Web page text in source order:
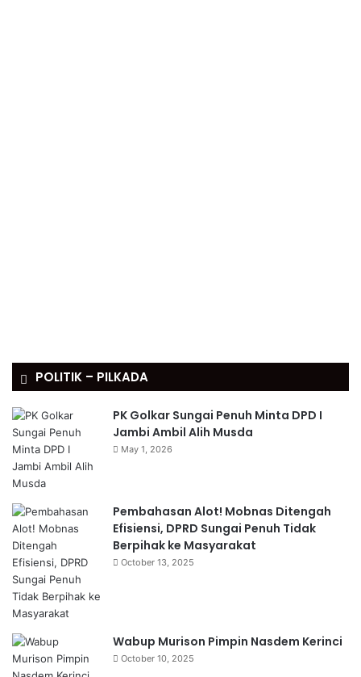
POLITIK – PILKADA
PK Golkar Sungai Penuh Minta DPD I
Jambi Ambil Alih Musda
May 1, 2026
Pembahasan Alot! Mobnas Ditengah
Efisiensi, DPRD Sungai Penuh Tidak
Berpihak ke Masyarakat
October 13, 2025
Wabup Murison Pimpin Nasdem Kerinci
October 10, 2025